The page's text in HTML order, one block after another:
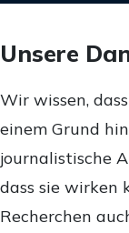
Unsere
Wir wissen,
einem Grund
journalistische
dass sie wirken
Recherchen